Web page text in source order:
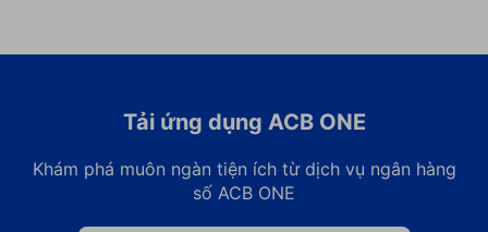
Tải ứng dụng ACB ONE
Khám phá muôn ngàn tiện ích từ dịch vụ ngân hàng
số ACB ONE